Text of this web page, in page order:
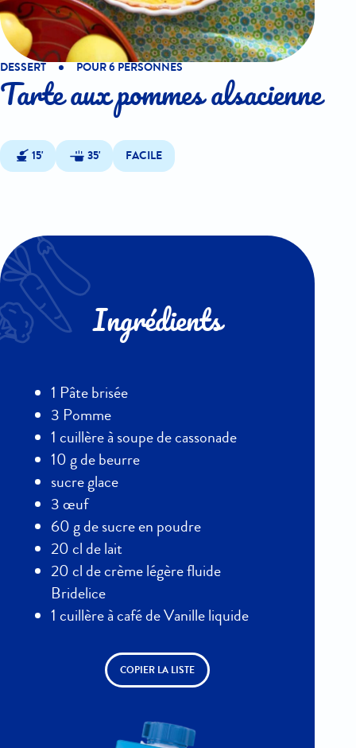
DESSERT POUR 6 PERSONNES
Tarte aux pommes alsacienne
15' 35' FACILE
Ingrédients
1 Pâte brisée
3 Pomme
1 cuillère à soupe de cassonade
10 g de beurre
sucre glace
3 œuf
60 g de sucre en poudre
20 cl de lait
20 cl de crème légère fluide
Bridelice
1 cuillère à café de Vanille liquide
COPIER LA LISTE